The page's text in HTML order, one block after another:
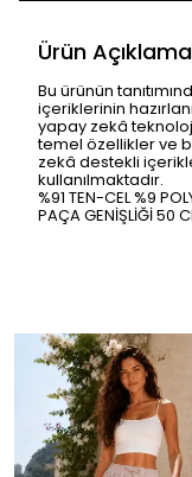
Ürün
Bu ürünün
içeriklerinin
yapay zekâ
temel özellikler ve
zekâ destekli
kullanılmaktadır.
%91 TEN-CEL %9
PAÇA GENİŞLİĞİ 50